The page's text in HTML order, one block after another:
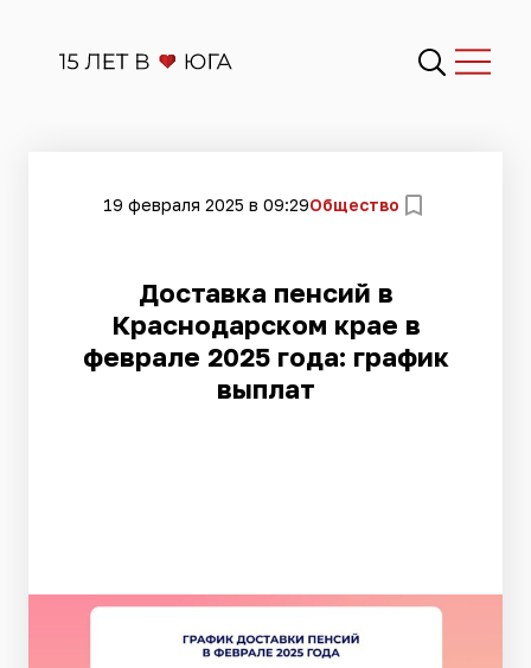
19 февраля 2025 в 09:29Общество
Доставка пенсий в
Краснодарском крае в
феврале 2025 года: график
выплат